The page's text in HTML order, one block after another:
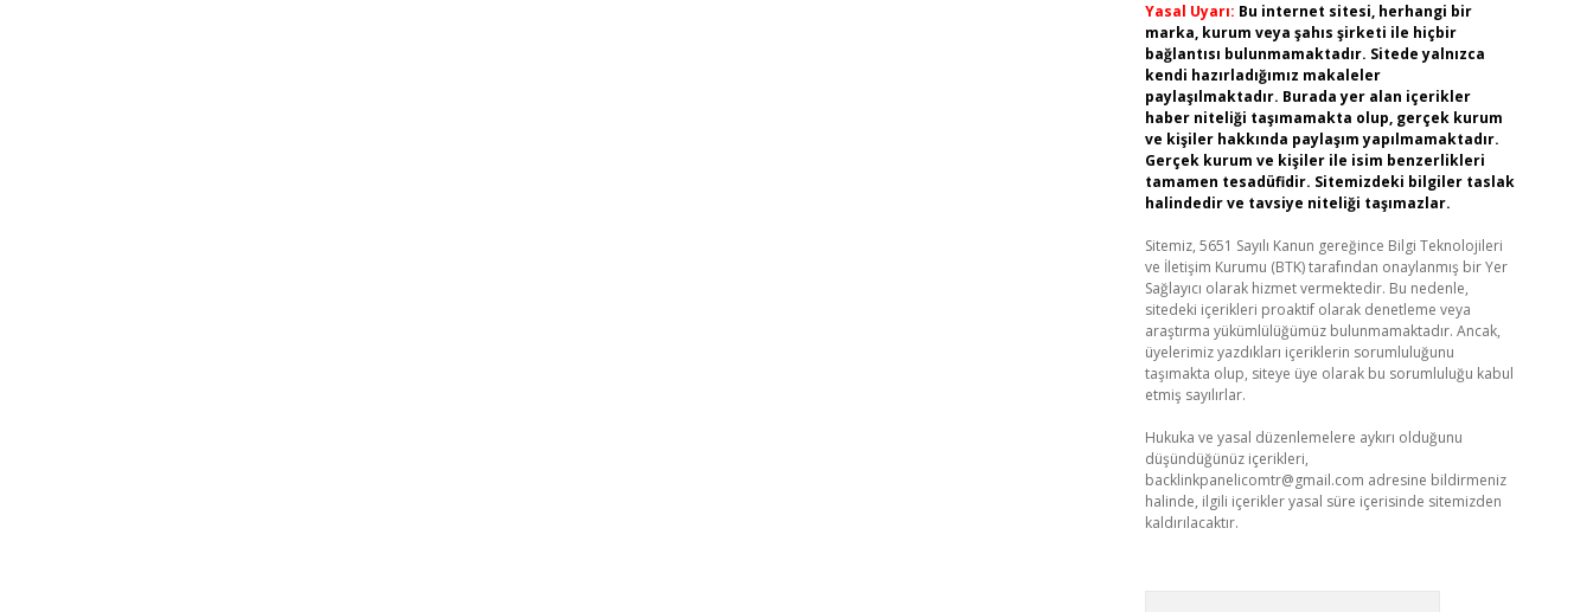
Yasal Uyarı: Bu internet sitesi, herhangi bir
marka, kurum veya şahıs şirketi ile hiçbir
bağlantısı bulunmamaktadır. Sitede yalnızca
kendi hazırladığımız makaleler
paylaşılmaktadır. Burada yer alan içerikler
haber niteliği taşımamakta olup, gerçek kurum
ve kişiler hakkında paylaşım yapılmamaktadır.
Gerçek kurum ve kişiler ile isim benzerlikleri
tamamen tesadüfidir. Sitemizdeki bilgiler taslak
halindedir ve tavsiye niteliği taşımazlar.
Sitemiz, 5651 Sayılı Kanun gereğince Bilgi Teknolojileri
ve İletişim Kurumu (BTK) tarafından onaylanmış bir Yer
Sağlayıcı olarak hizmet vermektedir. Bu nedenle,
sitedeki içerikleri proaktif olarak denetleme veya
araştırma yükümlülüğümüz bulunmamaktadır. Ancak,
üyelerimiz yazdıkları içeriklerin sorumluluğunu
taşımakta olup, siteye üye olarak bu sorumluluğu kabul
etmiş sayılırlar.
Hukuka ve yasal düzenlemelere aykırı olduğunu
düşündüğünüz içerikleri,
backlinkpanelicomtr@gmail.com adresine bildirmeniz
halinde, ilgili içerikler yasal süre içerisinde sitemizden
kaldırılacaktır.